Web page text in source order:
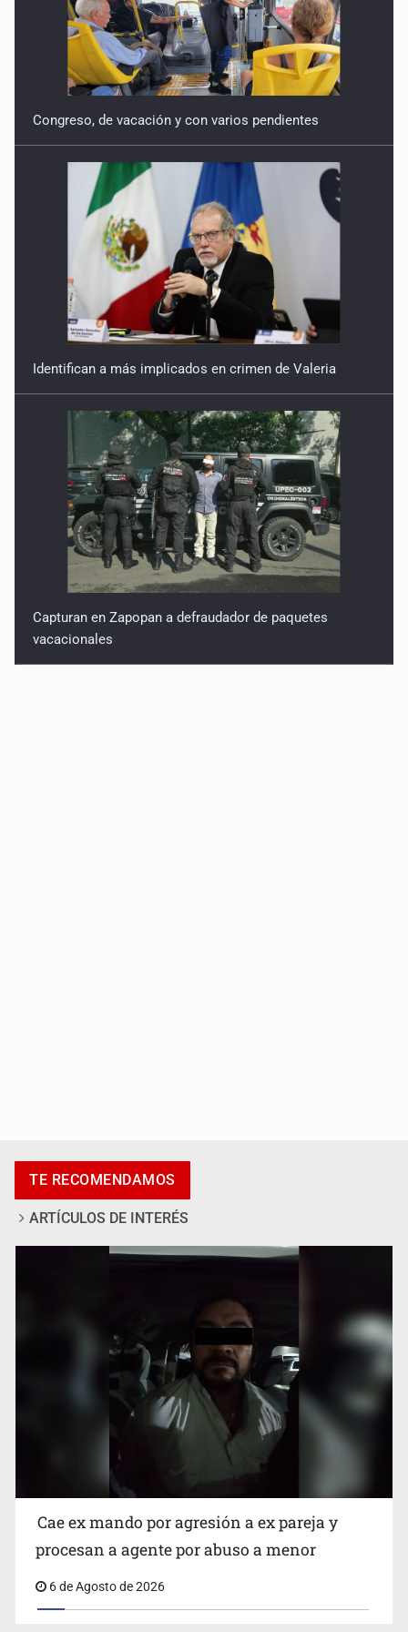
Congreso, de vacación y con varios pendientes
Identifican a más implicados en crimen de Valeria
Capturan en Zapopan a defraudador de paquetes
vacacionales
Que el IPEJAL encabece la lista de deudores en Jalisco
es un “foco rojo” de gran magnitud: Economista
TE RECOMENDAMOS
ARTÍCULOS DE INTERÉS
Cae ex mando por agresión a ex pareja y
procesan a agente por abuso a menor
6 de Agosto de 2026